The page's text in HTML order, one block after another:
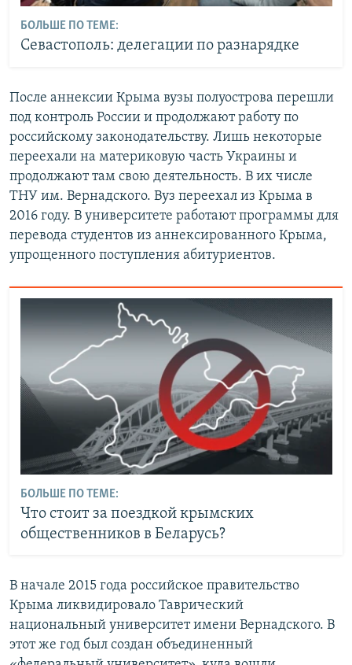
БОЛЬШЕ ПО ТЕМЕ:
Севастополь: делегации по разнарядке
После аннексии Крыма вузы полуострова перешли
под контроль России и продолжают работу по
российскому законодательству. Лишь некоторые
переехали на материковую часть Украины и
продолжают там свою деятельность. В их числе
ТНУ им. Вернадского. Вуз переехал из Крыма в
2016 году. В университете работают программы для
перевода студентов из аннексированного Крыма,
упрощенного поступления абитуриентов.
БОЛЬШЕ ПО ТЕМЕ:
Что стоит за поездкой крымских
общественников в Беларусь?
В начале 2015 года российское правительство
Крыма ликвидировало Таврический
национальный университет имени Вернадского. В
этот же год был создан объединенный